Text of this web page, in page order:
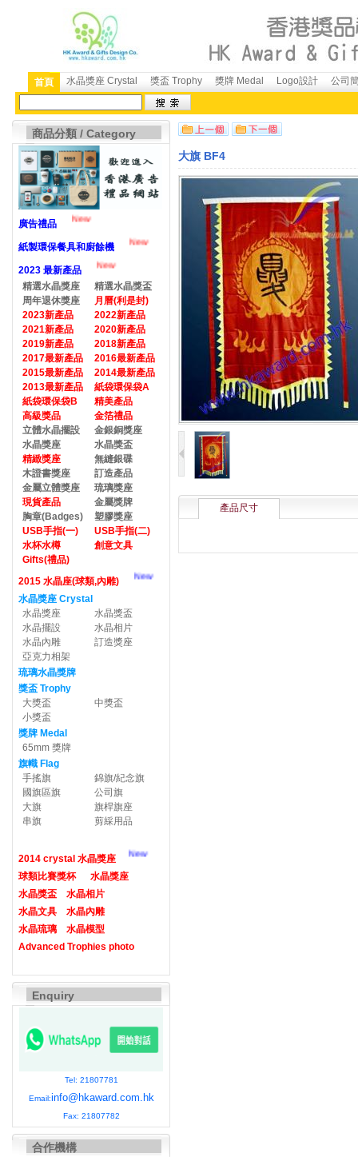
首頁 水晶獎座 Crystal 獎盃 Trophy 獎牌 Medal Logo設計 公司
商品分類 / Category
廣告禮品 New
紙製環保餐具和廚餘機 New
2023 最新產品
New
精選水晶獎座
精選水晶獎盃
周年退休獎座
月曆(利是封)
2023新產品
2022新產品
2021新產品
2020新產品
2019新產品
2018新產品
2017最新產品
2016最新產品
2015最新產品
2014最新產品
2013最新產品
紙袋環保袋A
紙袋環保袋B
精美產品
高級獎品
金箔禮品
立體水晶擺設
金銀銅獎座
水晶獎座
水晶獎盃
精緻獎座
無縫銀碟
木證書獎座
訂造產品
金屬立體獎座
琉璃獎座
現貨產品
金屬獎牌
胸章(Badges)
塑膠獎座
USB手指(一)
USB手指(二)
水杯水樽
創意文具
Gifts(禮品)
2015 水晶座(球類,內雕)
New
水晶獎座 Crystal
水晶獎座
水晶獎盃
水晶擺設
水晶相片
水晶內雕
訂造獎座
亞克力相架
琉璃水晶獎牌
獎盃 Trophy
大獎盃
中獎盃
小獎盃
獎牌 Medal
65mm 獎牌
旗幟 Flag
手搖旗
錦旗/紀念旗
國旗區旗
公司旗
大旗
旗桿旗座
串旗
剪綵用品
2014 crystal 水晶獎座 New
球類比賽獎杯
水晶獎座
水晶獎盃
水晶相片
水晶文具
水晶內雕
水晶琉璃
水晶模型
Advanced Trophies photo
Enquiry
Tel: 21807781
Email:info@hkaward.com.hk
Fax: 21807782
合作機構
大旗 BF4
產品尺寸